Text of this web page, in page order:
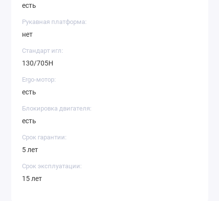
есть
Рукавная платформа:
нет
Стандарт игл:
130/705H
Ergo-мотор:
есть
Блокировка двигателя:
есть
Срок гарантии:
5 лет
Срок эксплуатации:
15 лет